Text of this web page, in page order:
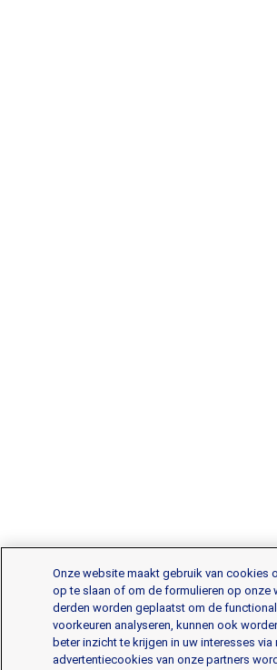
Onze website maakt gebruik van cookies
op te slaan of om de formulieren op onze
derden worden geplaatst om de
voorkeuren analyseren, kunnen ook
beter inzicht te krijgen in uw interesses
advertentiecookies van onze partners